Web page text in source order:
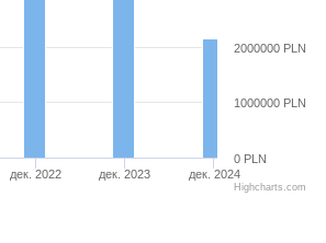
дек. 2022 дек. 2023 дек. 2024
0 PLN
1000000 PLN
2000000 PLN
Highcharts.com